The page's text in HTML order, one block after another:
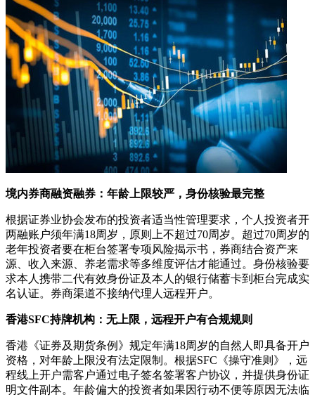
境内券商融资融券：年龄上限较严，身份核验最完整
根据证券业协会发布的投资者适当性管理要求，个人投资者开
两融账户须年满18周岁，原则上不超过70周岁。超过70周岁的
老年投资者要在柜台签署专项风险揭示书，券商结合资产来
源、收入来源、养老需求等多维度评估才能通过。身份核验要
求本人携带二代有效身份证及本人的银行储蓄卡到柜台完成实
名认证。券商渠道不接纳代理人远程开户。
香港SFC持牌机构：无上限，远程开户有合规规则
香港《证券及期货条例》规定年满18周岁的自然人即具备开户
资格，对年龄上限没有法定限制。根据SFC《操守准则》，远
程线上开户需客户通过电子签名签署客户协议，并提供身份证
明文件副本。年龄偏大的投资者如果因行动不便等原因无法临